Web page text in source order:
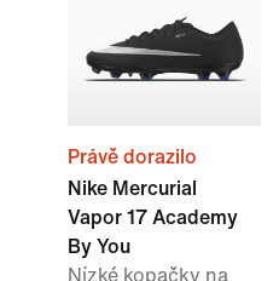
Právě dorazilo
Nike Mercurial
Vapor 17 Academy
By You
Nízké kopačky na